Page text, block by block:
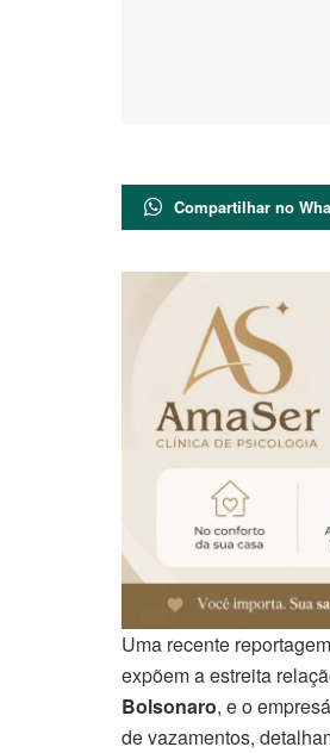
Compartilhar no
Uma recente
expõem a estreita
Bolsonaro, e o
de vazamentos,